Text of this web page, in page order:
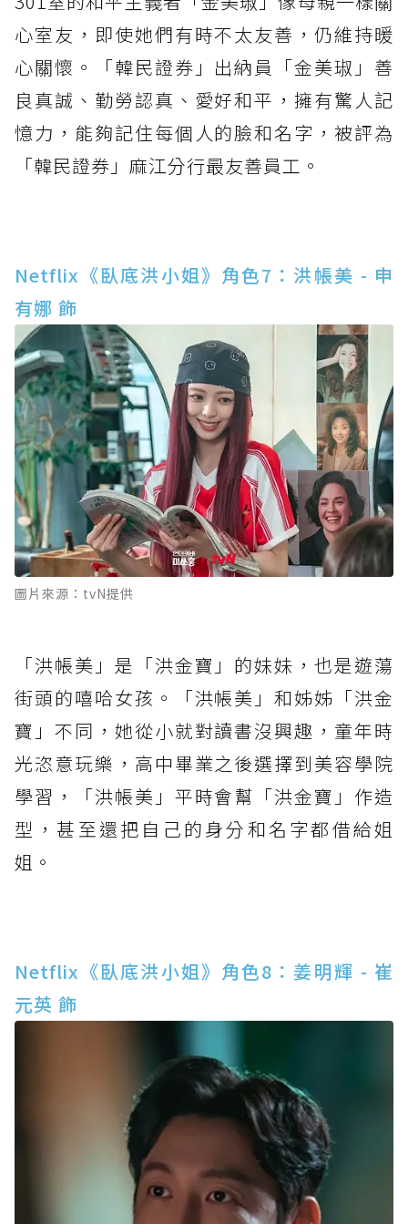
心室友，即使她們有時不太友善，仍維持暖
心關懷。「韓民證券」出納員「金美琡」善
良真誠、勤勞認真、愛好和平，擁有驚人記
憶力，能夠記住每個人的臉和名字，被評為
「韓民證券」麻江分行最友善員工。
Netflix《臥底洪小姐》角色7：洪帳美 - 申
有娜 飾
圖片來源：tvN提供
「洪帳美」是「洪金寶」的妹妹，也是遊蕩
街頭的嘻哈女孩。「洪帳美」和姊姊「洪金
寶」不同，她從小就對讀書沒興趣，童年時
光恣意玩樂，高中畢業之後選擇到美容學院
學習，「洪帳美」平時會幫「洪金寶」作造
型，甚至還把自己的身分和名字都借給姐
姐。
Netflix《臥底洪小姐》角色8：姜明輝 - 崔
元英 飾